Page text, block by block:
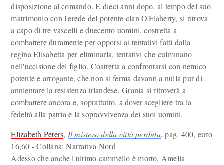
disposizione al comando. E dieci anni dopo, al tempo del suo
matrimonio con l'erede del potente clan O'Flaherty, si ritrova
a capo di tre vascelli e duecento uomini, costretta a
combattere duramente per opporsi ai tentativi fatti dalla
regina Elisabetta per eliminarla, tentativi che culminano
nell'uccisione del figlio. Costretta a confrontarsi con nemico
potente e arrogante, che non si ferma davanti a nulla pur di
annientare la resistenza irlandese, Grania si ritroverà a
combattere ancora e, soprattutto, a dover scegliere tra la
fedeltà alla patria e la sopravvivenza dei suoi uomini.
Elizabeth Peters, Il mistero della città perduta, pag. 400, euro
16,60 - Collana: Narrativa Nord
Adesso che anche l'ultimo cammello è morto, Amelia